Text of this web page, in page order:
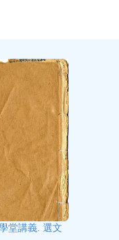
堂講義. 選文